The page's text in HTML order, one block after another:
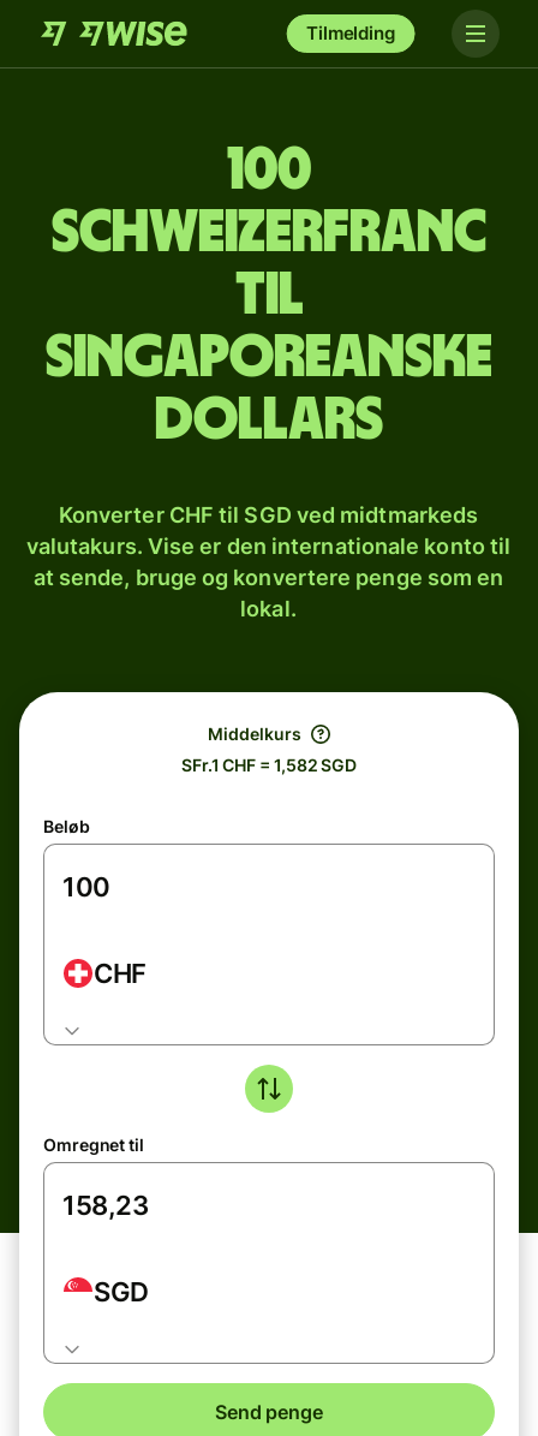
Tilmelding
100
schweizerfranc
til
singaporeanske
dollars
Konverter CHF til SGD ved midtmarkeds
valutakurs. Vise er den internationale konto til
at sende, bruge og konvertere penge som en
lokal.
Middelkurs
SFr.1 CHF = 1,582 SGD
Beløb
CHF
Omregnet til
SGD
Send penge